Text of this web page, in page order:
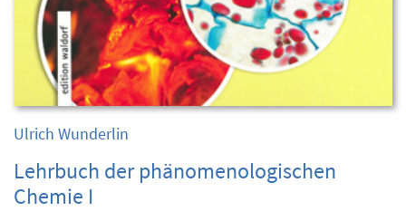
Ulrich Wunderlin
Lehrbuch der phänomenologischen
Chemie I